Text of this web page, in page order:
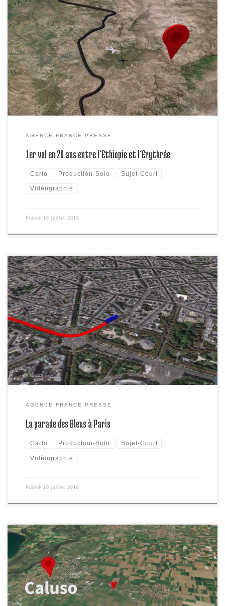
Le premier vol commercial depuis vingt ans entre l’Ethiopie et
l’Erythrée a décollé mercredi d’Addis Abeba, une liaison aérienne
venant concrétiser la spectaculaire réconciliation en cours entre les
anciens ennemis de la Corne de l’Afrique. Le trajet de l’avion en
vidéographie.
AGENCE FRANCE PRESSE
1er vol en 20 ans entre l’Ethiopie et l’Erythrée
Carto Production-Solo Sujet-Court
Vidéographie
Publié 18 juillet 2018
Les Champions du Monde de football sont attendus pour descendre
les Champs-Elysées ce lundi avant d’être reçus par le président de
la République au palais de l’Elysée, puis de passer la soirée à l’hôtel
de Crillon. Leur parade dans les rues de Paris en vidéographie.
AGENCE FRANCE PRESSE
La parade des Bleus à Paris
Carto Production-Solo Sujet-Court
Vidéographie
Publié 16 juillet 2018
Italie: deux morts, une vingtaine de blessés dans la collision entre
un train et un poids lourd. Localisation de l’accident en vidéographie